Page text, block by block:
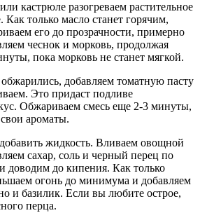
кастрюле разогреваем растительное
Как только масло станет горячим,
его до прозрачности, примерно
чеснок и морковь, продолжая
пока морковь не станет мягкой.
добавляем томатную пасту
Это придаст подливе
Обжариваем смесь еще 2-3 минуты,
ароматы.
жидкость. Вливаем овощной
сахар, соль и черный перец по
доводим до кипения. Как только
огонь до минимума и добавляем
и базилик. Если вы любите острое,
перца.